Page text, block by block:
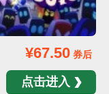
¥67.50券后
点击进入